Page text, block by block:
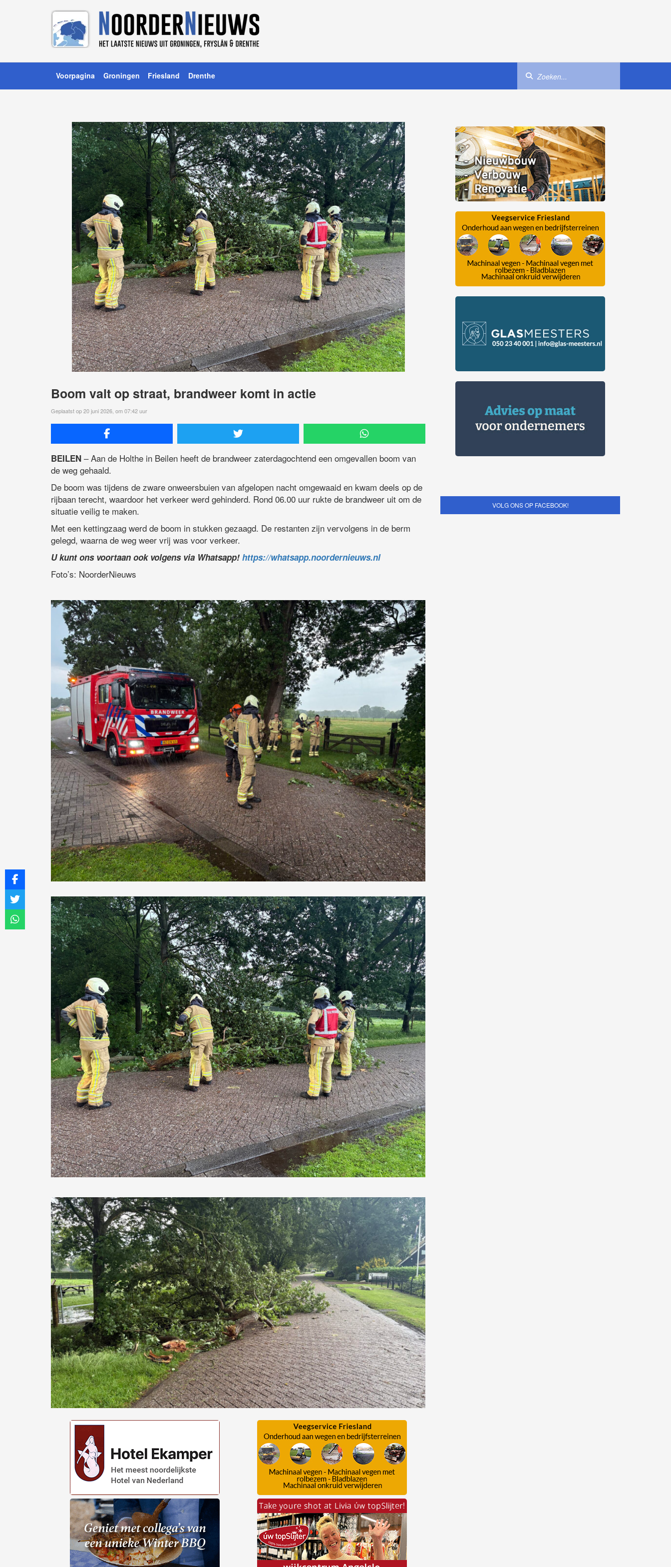
Voorpagina Groningen Friesland Drenthe
Boom valt op straat, brandweer komt in actie
Geplaatst op 20 juni 2026, om 07:42 uur
BEILEN – Aan de Holthe in Beilen heeft de brandweer zaterdagochtend een omgevallen boom van
de weg gehaald.
De boom was tijdens de zware onweersbuien van afgelopen nacht omgewaaid en kwam deels op de
rijbaan terecht, waardoor het verkeer werd gehinderd. Rond 06.00 uur rukte de brandweer uit om de
situatie veilig te maken.
Met een kettingzaag werd de boom in stukken gezaagd. De restanten zijn vervolgens in de berm
gelegd, waarna de weg weer vrij was voor verkeer.
U kunt ons voortaan ook volgens via Whatsapp! https://whatsapp.noordernieuws.nl
Foto’s: NoorderNieuws
VOLG ONS OP FACEBOOK!